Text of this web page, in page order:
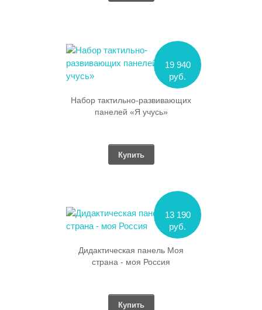
19 940
руб.
Набор тактильно-развивающих
панелей «Я учусь»
Купить
13 190
руб.
Дидактическая панель Моя
страна - моя Россия
Купить